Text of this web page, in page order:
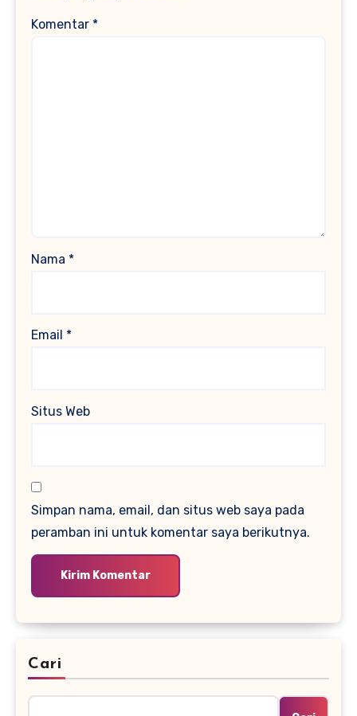
Komentar *
Nama *
Email *
Situs Web
Simpan nama, email, dan situs web saya pada
peramban ini untuk komentar saya berikutnya.
Cari